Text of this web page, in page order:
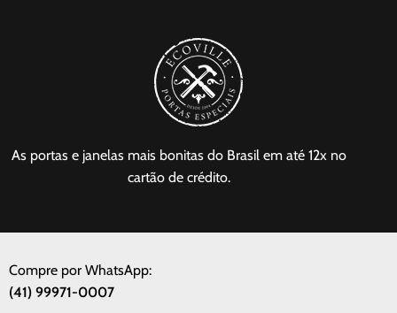
As portas e janelas mais bonitas do Brasil em até 12x no
cartão de crédito.
Compre por WhatsApp:
(41) 99971-0007